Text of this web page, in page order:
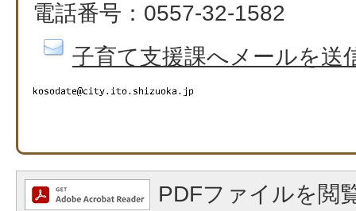
電話番号：0557-32-1582
子育て支援課へメールを送
PDFファイルを閲